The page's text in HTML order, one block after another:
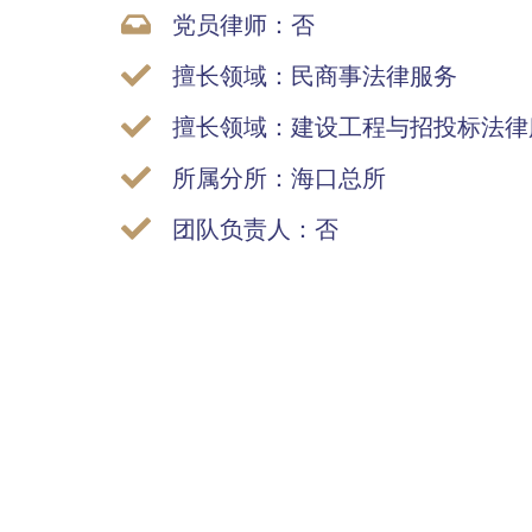
党员律师：否
擅长领域：民商事法律服务
擅长领域：建设工程与招投标法
所属分所：海口总所
团队负责人：否